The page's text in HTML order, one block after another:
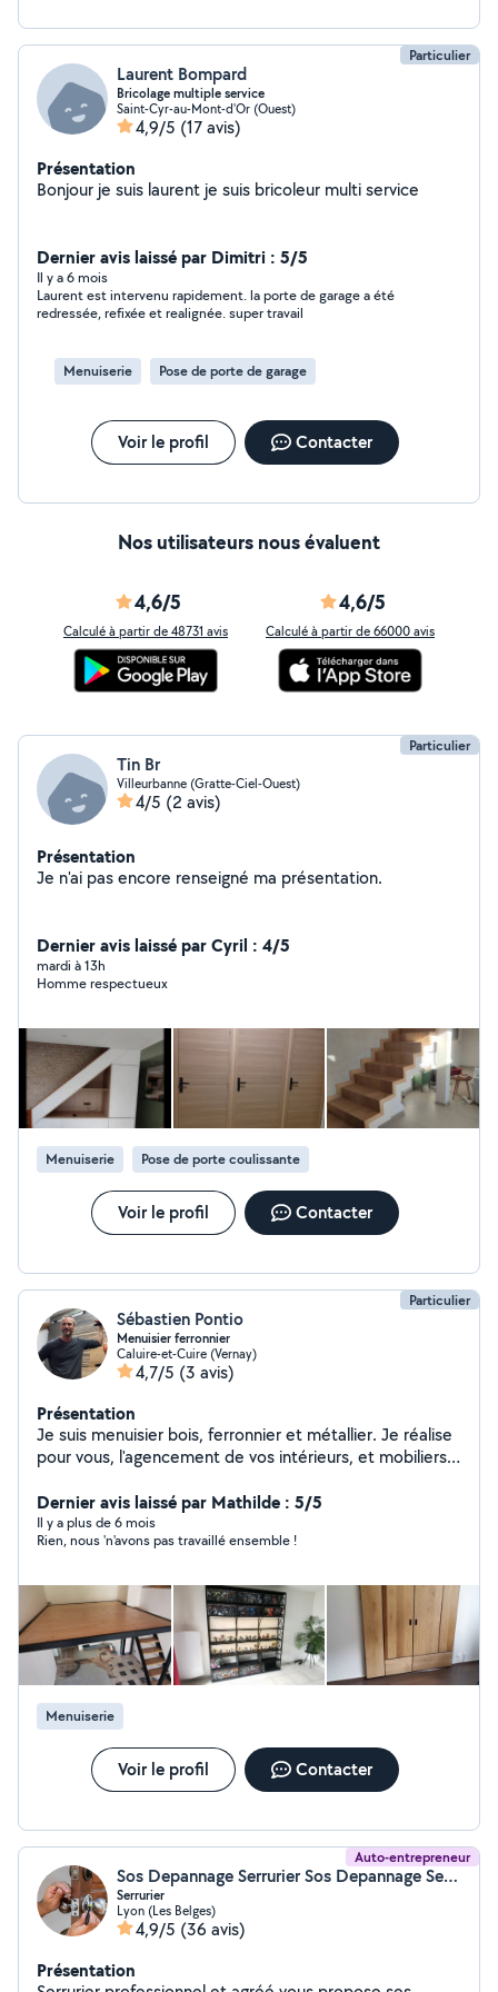
Particulier
Laurent Bompard
Bricolage multiple service
Saint-Cyr-au-Mont-d'Or (Ouest)
4,9/5 (17 avis)
Présentation
Bonjour je suis laurent je suis bricoleur multi service
Dernier avis laissé par Dimitri : 5/5
Il y a 6 mois
Laurent est intervenu rapidement. la porte de garage a été
redressée, refixée et realignée. super travail
Menuiserie Pose de porte de garage
Voir le profil Contacter
Nos utilisateurs nous évaluent
4,6/5
Calculé à partir de 48731 avis
4,6/5
Calculé à partir de 66000 avis
Particulier
Tin Br
Villeurbanne (Gratte-Ciel-Ouest)
4/5 (2 avis)
Présentation
Je n'ai pas encore renseigné ma présentation.
Dernier avis laissé par Cyril : 4/5
mardi à 13h
Homme respectueux
Menuiserie Pose de porte coulissante
Voir le profil Contacter
Particulier
Sébastien Pontio
Menuisier ferronnier
Caluire-et-Cuire (Vernay)
4,7/5 (3 avis)
Présentation
Je suis menuisier bois, ferronnier et métallier. Je réalise
pour vous, l'agencement de vos intérieurs, et mobiliers
Dernier avis laissé par Mathilde : 5/5
Il y a plus de 6 mois
Rien, nous 'n'avons pas travaillé ensemble !
Menuiserie
Voir le profil Contacter
Auto-entrepreneur
Sos Depannage Serrurier Sos Depannage Serrurier (sos dépannage serrurier 69)
Serrurier
Lyon (Les Belges)
4,9/5 (36 avis)
Présentation